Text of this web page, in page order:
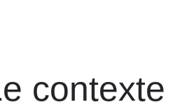
contexte